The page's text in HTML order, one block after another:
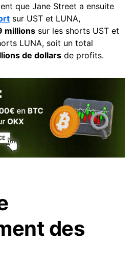
que Jane Street a ensuite
sur UST et LUNA,
millions sur les shorts UST et
LUNA, soit un total
de dollars de profits.
des